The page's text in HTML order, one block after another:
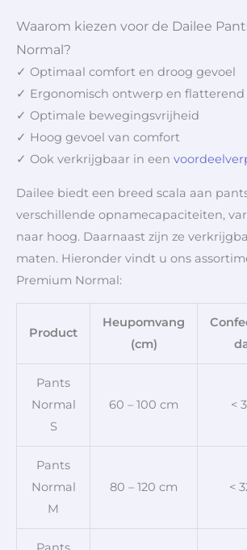
Waarom kiezen voor de Dailee
Normal?
✓ Optimaal comfort en droog gevoel
✓ Ergonomisch ontwerp en
✓ Optimale bewegingsvrijheid
✓ Hoog gevoel van comfort
✓ Ook verkrijgbaar in een
Dailee biedt een breed scala aan
verschillende opnamecapaciteiten,
naar hoog. Daarnaast zijn ze
maten. Hieronder vindt u ons
Premium Normal:
Product
Heupomvang
(cm)
Pants
Normal
S
60 – 100 cm <
Pants
Normal
M
80 – 120 cm <